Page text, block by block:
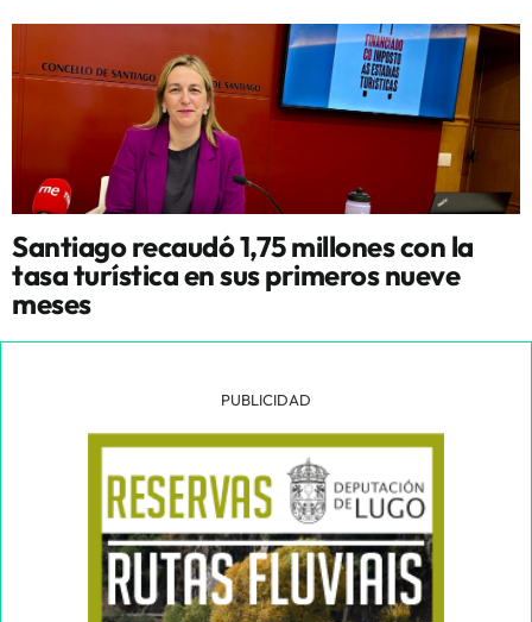
Santiago recaudó 1,75 millones con la
tasa turística en sus primeros nueve
meses
PUBLICIDAD